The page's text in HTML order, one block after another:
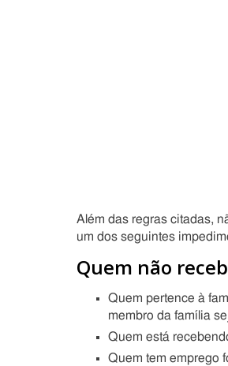
Além das regras citadas,
um dos seguintes
Quem não
Quem pertence à
membro da família
Quem está
Quem tem emprego